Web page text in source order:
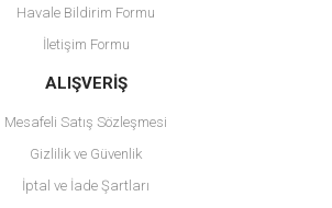
hatalar bulunuyor.
daha pahalı.
alternatifler olmalı.
Havale Bildirim Formu
İletişim Formu
ALIŞVERİŞ
Mesafeli Satış Sözleşmesi
Gizlilik ve Güvenlik
İptal ve İade Şartları